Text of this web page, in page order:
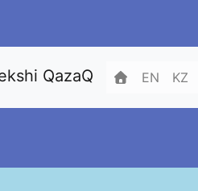
QazaQ EN KZ